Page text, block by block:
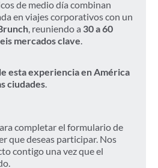
de medio día combinan
en viajes corporativos con un
, reuniendo a 30 a 60
mercados clave
esta experiencia en América
ciudades
completar el formulario de
que deseas participar. Nos
contigo una vez que el